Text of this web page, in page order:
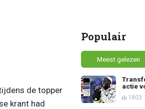
de topper
krant had
Populair
Meest gelezen
actie
1803